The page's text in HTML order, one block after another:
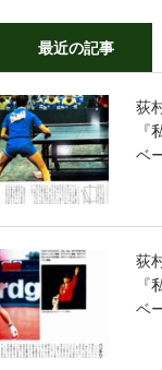
最近の記事
荻
ベ
荻
ベ